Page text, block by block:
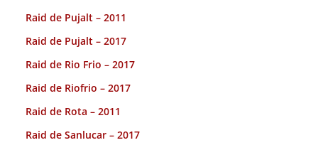
Raid de Pujalt – 2011
Raid de Pujalt – 2017
Raid de Rio Frio – 2017
Raid de Riofrio – 2017
Raid de Rota – 2011
Raid de Sanlucar – 2017